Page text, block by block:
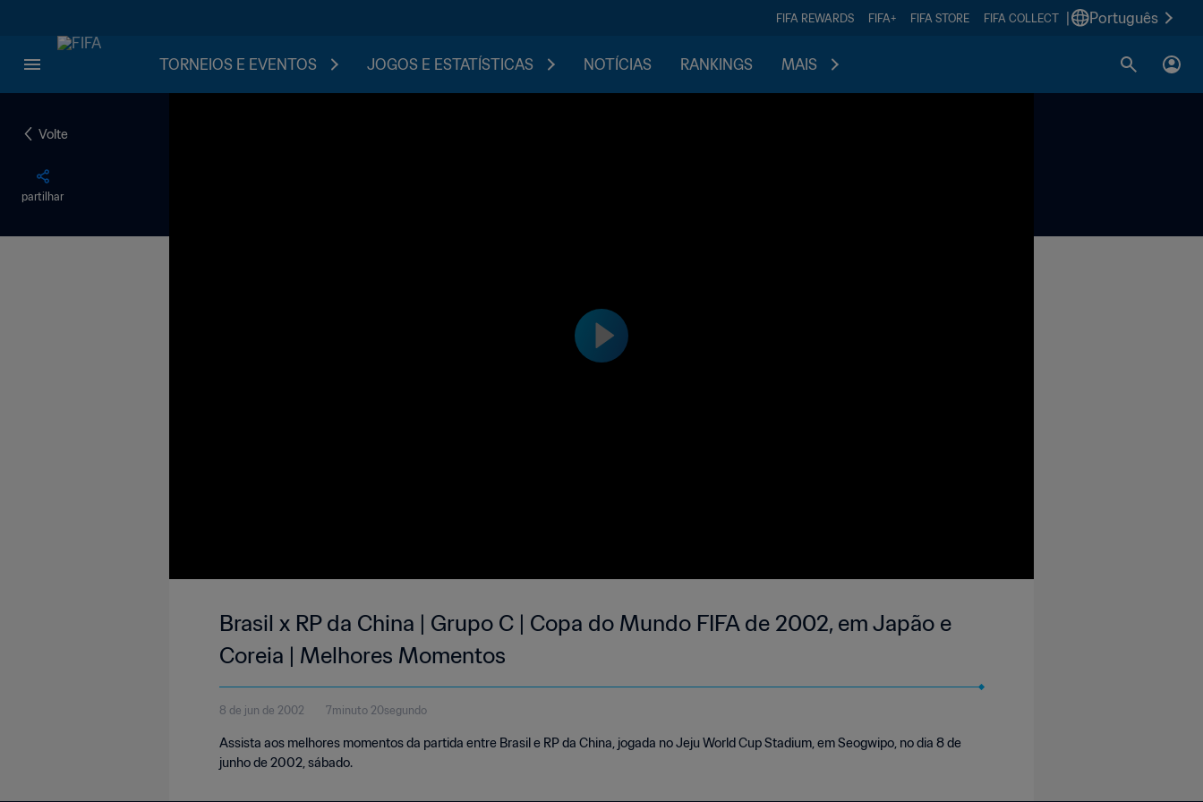
FIFA REWARDS FIFA+ FIFA STORE FIFA COLLECT Português
TORNEIOS E EVENTOS JOGOS E ESTATÍSTICAS NOTÍCIAS RANKINGS MAIS
Volte
partilhar
Brasil x RP da China | Grupo C | Copa do Mundo FIFA de 2002, em Japão e
Coreia | Melhores Momentos
8 de jun de 2002 7minuto 20segundo
Assista aos melhores momentos da partida entre Brasil e RP da China, jogada no Jeju World Cup Stadium, em Seogwipo, no dia 8 de
junho de 2002, sábado.